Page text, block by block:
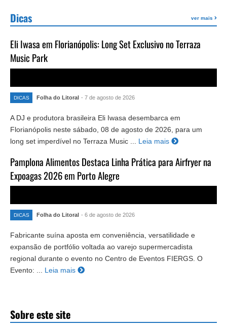
Dicas ver mais
Eli Iwasa em Florianópolis: Long Set Exclusivo no Terraza
Music Park
DICAS Folha do Litoral - 7 de agosto de 2026
A DJ e produtora brasileira Eli Iwasa desembarca em
Florianópolis neste sábado, 08 de agosto de 2026, para um
long set imperdível no Terraza Music ...
Leia mais
Pamplona Alimentos Destaca Linha Prática para Airfryer na
Expoagas 2026 em Porto Alegre
DICAS Folha do Litoral - 6 de agosto de 2026
Fabricante suína aposta em conveniência, versatilidade e
expansão de portfólio voltada ao varejo supermercadista
regional durante o evento no Centro de Eventos FIERGS. O
Evento: ... Leia mais
Sobre este site